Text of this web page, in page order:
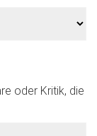
oder Kritik, die